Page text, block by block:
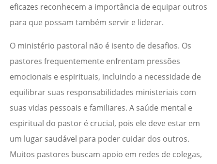
eficazes reconhecem a importância de equipar outros
para que possam também servir e liderar.
O ministério pastoral não é isento de desafios. Os
pastores frequentemente enfrentam pressões
emocionais e espirituais, incluindo a necessidade de
equilibrar suas responsabilidades ministeriais com
suas vidas pessoais e familiares. A saúde mental e
espiritual do pastor é crucial, pois ele deve estar em
um lugar saudável para poder cuidar dos outros.
Muitos pastores buscam apoio em redes de colegas,